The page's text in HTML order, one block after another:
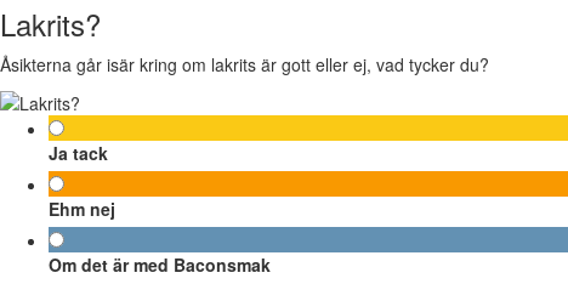
Lakrits?
Åsikterna går isär kring om lakrits är gott eller ej, vad tycker du?
Ja tack
Ehm nej
Om det är med Baconsmak